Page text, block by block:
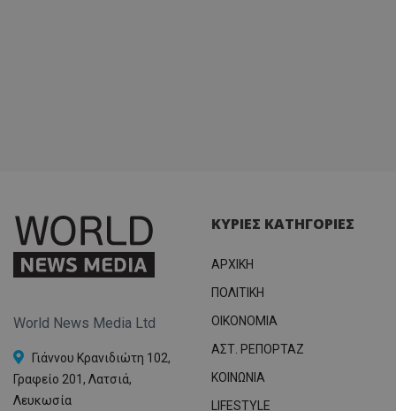
World News Media Ltd
Γιάννου Κρανιδιώτη 102,
Γραφείο 201, Λατσιά,
Λευκωσία
ΚΥΡΙΕΣ ΚΑΤΗΓΟΡΙΕΣ
ΑΡΧΙΚΗ
ΠΟΛΙΤΙΚΗ
OIKONOMIA
ΑΣΤ. ΡΕΠΟΡΤΑΖ
ΚΟΙΝΩΝΙΑ
LIFESTYLE